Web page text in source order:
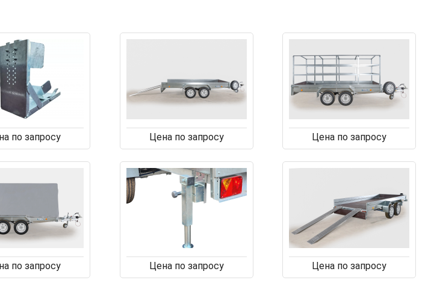
по запросу Цена по запросу Цена по запросу
по запросу Цена по запросу Цена по запросу